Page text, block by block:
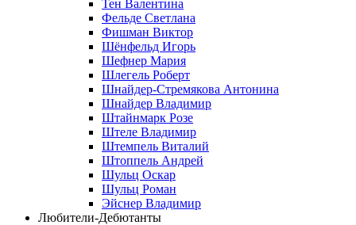
Тен Валентина
Фельде Светлана
Фишман Виктор
Шёнфельд Игорь
Шефнер Мария
Шлегель Роберт
Шнайдер-Стремякова Антонина
Шнайдер Владимир
Штайнмарк Розe
Штеле Владимир
Штемпель Виталий
Штоппель Андрей
Шульц Оскар
Шульц Роман
Эйснер Владимир
Любители-Дебютанты